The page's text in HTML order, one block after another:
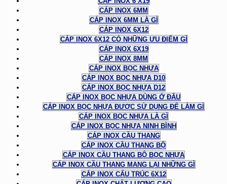
CÁP INOX 6MM
CÁP INOX 6MM LÀ GÌ
CÁP INOX 6X12
CÁP INOX 6X12 CÓ NHỮNG ƯU ĐIỂM GÌ
CÁP INOX 6X19
CÁP INOX 8MM
CÁP INOX BỌC NHỰA
CÁP INOX BỌC NHỰA D10
CÁP INOX BỌC NHỰA D12
CÁP INOX BỌC NHỰA DÙNG Ở ĐÂU
CÁP INOX BỌC NHỰA ĐƯỢC SỬ DỤNG ĐỂ LÀM GÌ
CÁP INOX BỌC NHỰA LÀ GÌ
CÁP INOX BỌC NHỰA NINH BÌNH
CÁP INOX CẦU THANG
CÁP INOX CẦU THANG BỘ
CÁP INOX CẦU THANG BỘ BỌC NHỰA
CÁP INOX CẦU THANG MANG LẠI NHỮNG GÌ
CÁP INOX CẤU TRÚC 6X12